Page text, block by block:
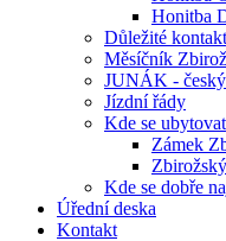
Honitba
Důležité
Měsíčník
JUNÁK -
Jízdní řády
Kde se ubytovat
Zámek
Kde se dobře
Úřední deska
Kontakt